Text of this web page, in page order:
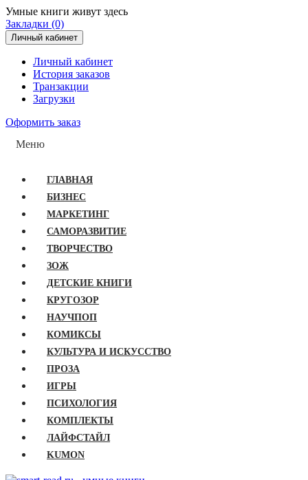
Умные книги живут здесь
Закладки (0)
Личный кабинет
Личный кабинет
История заказов
Транзакции
Загрузки
Оформить заказ
Меню
ГЛАВНАЯ
БИЗНЕС
МАРКЕТИНГ
САМОРАЗВИТИЕ
ТВОРЧЕСТВО
ЗОЖ
ДЕТСКИЕ КНИГИ
КРУГОЗОР
НАУЧПОП
КОМИКСЫ
КУЛЬТУРА И ИСКУССТВО
ПРОЗА
ИГРЫ
ПСИХОЛОГИЯ
КОМПЛЕКТЫ
ЛАЙФСТАЙЛ
KUMON